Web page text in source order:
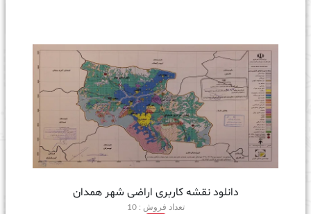
دانلود نقشه کاربری اراضی شهر همدان
تعداد فروش : 10